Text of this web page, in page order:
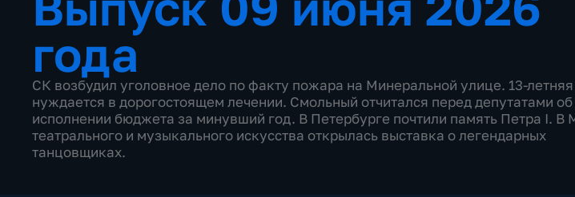
года
СК возбудил уголовное дело по факту пожара на Минеральной улице. 13-
нуждается в дорогостоящем лечении. Смольный отчитался перед депутатами об
исполнении бюджета за минувший год. В Петербурге почтили память Петра I. В
театрального и музыкального искусства открылась выставка о легендарных
танцовщиках.